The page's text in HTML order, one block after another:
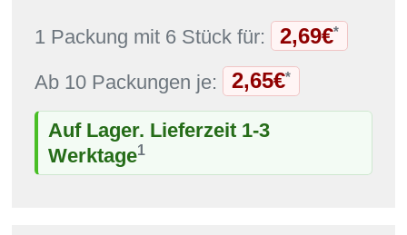
1 Packung mit 6 Stück für: 2,69€*
Ab 10 Packungen je: 2,65€*
Auf Lager. Lieferzeit 1-3
Werktage1